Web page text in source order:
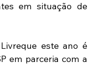
em situação de
este ano é
em parceria com a